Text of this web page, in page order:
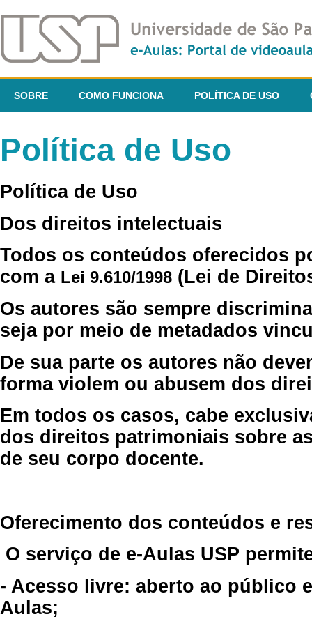
SOBRE COMO FUNCIONA POLÍTICA DE USO
Política de Uso
Política de Uso
Dos direitos intelectuais
Todos os conteúdos oferecidos
com a Lei 9.610/1998 (Lei de
Os autores são sempre
seja por meio de metadados
De sua parte os autores não
forma violem ou abusem dos
Em todos os casos, cabe
dos direitos patrimoniais sobre
de seu corpo docente.
Oferecimento dos conteúdos e
O serviço de e-Aulas USP
- Acesso livre: aberto ao público
Aulas;